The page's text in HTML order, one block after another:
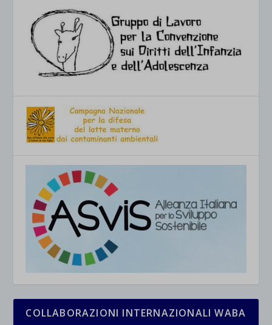
COLLABORAZIONI INTERNAZIONALI WABA